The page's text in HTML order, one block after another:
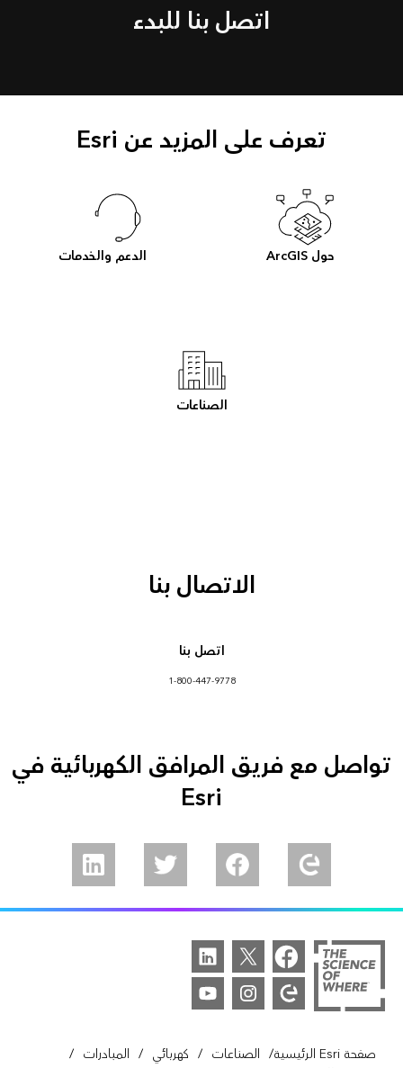
اتصل بنا للبدء
تعرف على المزيد عن Esri
حول ArcGIS الدعم والخدمات
الصناعات
الاتصال بنا
اتصل بنا
1-800-447-9778
تواصل مع فريق المرافق الكهربائية في
Esri
صفحة Esri الرئيسية / الصناعات / كهربائي / المبادرات /